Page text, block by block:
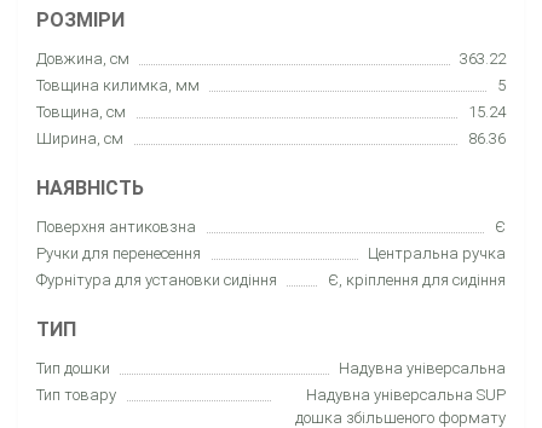
РОЗМІРИ
Довжина, см
363.22
Товщина килимка, мм
5
Товщина, см
15.24
Ширина, см
86.36
НАЯВНІСТЬ
Поверхня антиковзна
Є
Ручки для перенесення
Центральна ручка
Фурнітура для установки сидіння
Є, кріплення для сидіння
ТИП
Тип дошки
Hадувна універсальна
Тип товару
Надувна універсальна SUP
дошка збільшеного формату